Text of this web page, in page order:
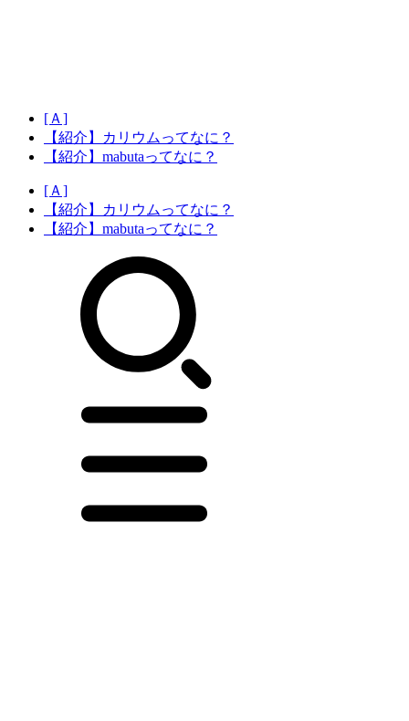
[Ａ]
【紹介】カリウムってなに？
【紹介】mabutaってなに？
[Ａ]
【紹介】カリウムってなに？
【紹介】mabutaってなに？